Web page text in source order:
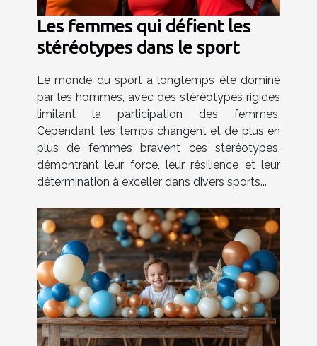
Les femmes qui défient les
stéréotypes dans le sport
Le monde du sport a longtemps été dominé
par les hommes, avec des stéréotypes rigides
limitant la participation des femmes.
Cependant, les temps changent et de plus en
plus de femmes bravent ces stéréotypes,
démontrant leur force, leur résilience et leur
détermination à exceller dans divers sports...